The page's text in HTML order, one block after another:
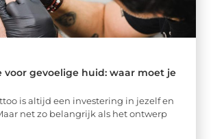
voor gevoelige huid: waar moet je
is altijd een investering in jezelf en
net zo belangrijk als het ontwerp